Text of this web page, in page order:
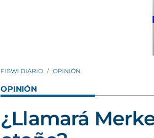
FIBWI DIARIO OPINIÓN
OPINIÓN
¿Llamará